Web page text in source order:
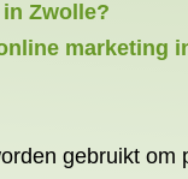
Zwolle?
marketing
gebruikt